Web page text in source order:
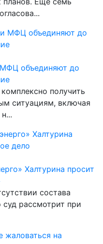
объединяют до
получить
ситуациям, включая
Халтурина просит
состава
суд рассмотрит при